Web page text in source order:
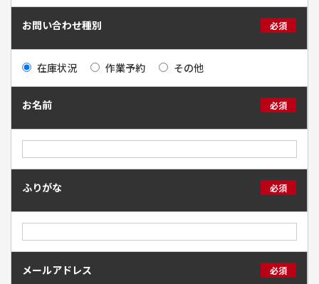
お問い合わせ種別 必須
在庫状況 作業予約 その他
お名前 必須
ふりがな 必須
メールアドレス 必須